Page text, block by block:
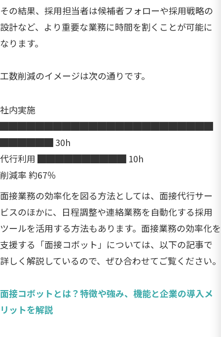
その結果、採用担当者は候補者フォローや採用戦略の
設計など、より重要な業務に時間を割くことが可能に
なります。
工数削減のイメージは次の通りです。
社内実施
████████████████████████
██████ 30h
代行利用 ██████████ 10h
削減率 約67％
面接業務の効率化を図る方法としては、面接代行サー
ビスのほかに、日程調整や連絡業務を自動化する採用
ツールを活用する方法もあります。面接業務の効率化を
支援する「面接コボット」については、以下の記事で
詳しく解説しているので、ぜひ合わせてご覧ください。
面接コボットとは？特徴や強み、機能と企業の導入メ
リットを解説